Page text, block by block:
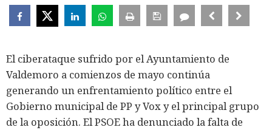
El ciberataque sufrido por el Ayuntamiento de
Valdemoro a comienzos de mayo continúa
generando un enfrentamiento político entre el
Gobierno municipal de PP y Vox y el principal grupo
de la oposición. El PSOE ha denunciado la falta de